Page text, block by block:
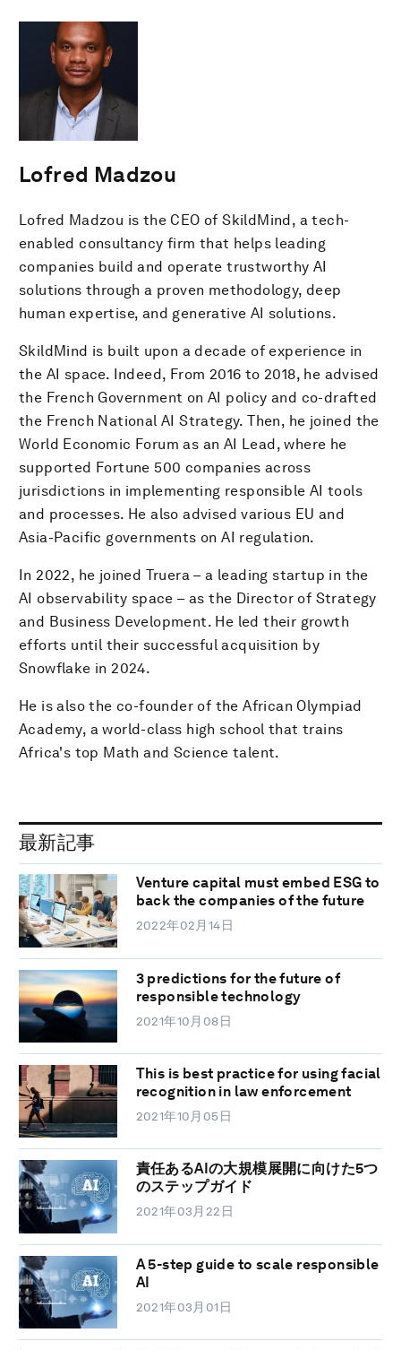
Lofred Madzou
Lofred Madzou is the CEO of SkildMind, a tech-
enabled consultancy firm that helps leading
companies build and operate trustworthy AI
solutions through a proven methodology, deep
human expertise, and generative AI solutions.
SkildMind is built upon a decade of experience in
the AI space. Indeed, From 2016 to 2018, he advised
the French Government on AI policy and co-drafted
the French National AI Strategy. Then, he joined the
World Economic Forum as an AI Lead, where he
supported Fortune 500 companies across
jurisdictions in implementing responsible AI tools
and processes. He also advised various EU and
Asia-Pacific governments on AI regulation.
In 2022, he joined Truera – a leading startup in the
AI observability space – as the Director of Strategy
and Business Development. He led their growth
efforts until their successful acquisition by
Snowflake in 2024.
He is also the co-founder of the African Olympiad
Academy, a world-class high school that trains
Africa's top Math and Science talent.
最新記事
Venture capital must embed ESG to
back the companies of the future
2022年02月14日
3 predictions for the future of
responsible technology
2021年10月08日
This is best practice for using facial
recognition in law enforcement
2021年10月05日
責任あるAIの大規模展開に向けた5つ
のステップガイド
2021年03月22日
A 5-step guide to scale responsible
AI
2021年03月01日